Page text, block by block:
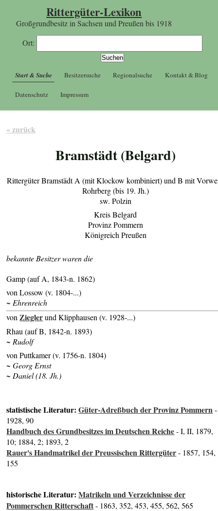
Rittergüter-Lexikon
Großgrundbesitz in Sachsen und Preußen bis 1918
Ort:
Start & Suche Besitzersuche Regionalsuche Kontakt & Blog
Datenschutz Impressum
« zurück
Bramstädt (Belgard)
Rittergüter Bramstädt A (mit Klockow kombiniert) und B mit
Rohrberg (bis 19. Jh.)
sw. Polzin
Kreis Belgard
Provinz Pommern
Königreich Preußen
bekannte Besitzer waren die
Gamp (auf A, 1843-n. 1862)
von Lossow (v. 1804-...)
~ Ehrenreich
vonZieglerund Klipphausen (v. 1928-...)
Rhau (auf B, 1842-n. 1893)
~ Rudolf
von Puttkamer (v. 1756-n. 1804)
~ Georg Ernst
~ Daniel (18. Jh.)
statistische Literatur:Güter-Adreßbuch der Provinz Pommern-
1928, 90
Handbuch des Grundbesitzes im Deutschen Reiche- I, II, 1879,
10; 1884, 2; 1893, 2
Rauer's Handmatrikel der Preussischen Rittergüter- 1857, 154,
155
historische Literatur:Matrikeln und Verzeichnisse der
Pommerschen Ritterschaft- 1863, 352, 453, 455, 562, 565